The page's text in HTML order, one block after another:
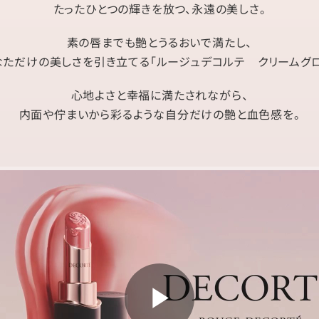
たったひとつの輝きを放つ、永遠の美しさ。
素の唇までも艶とうるおいで満たし、
だけの美しさを引き立てる「ルージュデコルテ クリームグ
心地よさと幸福に満たされながら、
内面や佇まいから彩るような自分だけの艶と血色感を。